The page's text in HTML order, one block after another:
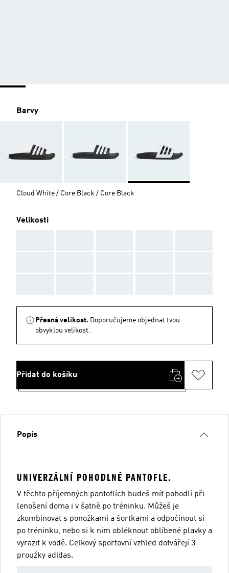
Barvy
Cloud White / Core Black / Core Black
Velikosti
Přesná velikost. Doporučujeme objednat tvou
obvyklou velikost.
Přidat do košíku
Popis
UNIVERZÁLNÍ POHODLNÉ PANTOFLE.
V těchto příjemných pantoflích budeš mít pohodlí při
lenošení doma i v šatně po tréninku. Můžeš je
zkombinovat s ponožkami a šortkami a odpočinout si
po tréninku, nebo si k nim obléknout oblíbené plavky a
vyrazit k vodě. Celkový sportovní vzhled dotvářejí 3
proužky adidas.